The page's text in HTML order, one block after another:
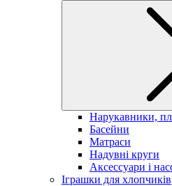
Нарукавники,
Басейни
Матраси
Надувні круги
Аксессуари і
Іграшки для хлопчиків